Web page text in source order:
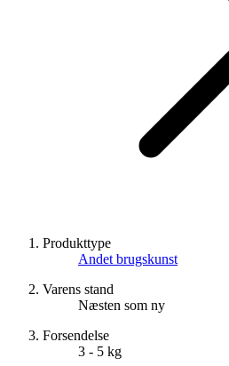
Produkttype
Andet brugskunst
Varens stand
Næsten som ny
Forsendelse
3 - 5 kg